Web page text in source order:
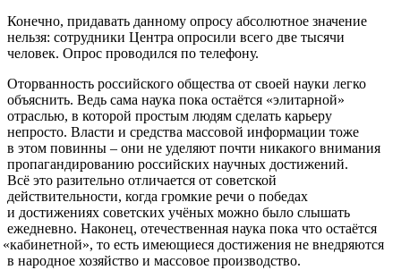
Конечно, придавать данному опросу абсолютное значение
нельзя: сотрудники Центра опросили всего две тысячи
человек. Опрос проводился по телефону.
Оторванность российского общества от своей науки легко
объяснить. Ведь сама наука пока остаётся «элитарной»
отраслью, в которой простым людям сделать карьеру
непросто. Власти и средства массовой информации тоже
в этом повинны – они не уделяют почти никакого внимания
пропагандированию российских научных достижений.
Всё это разительно отличается от советской
действительности, когда громкие речи о победах
и достижениях советских учёных можно было слышать
ежедневно. Наконец, отечественная наука пока что остаётся
«кабинетной», то есть имеющиеся достижения не внедряются
в народное хозяйство и массовое производство.